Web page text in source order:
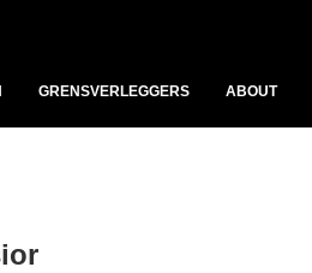
GRENSVERLEGGERS ABOUT